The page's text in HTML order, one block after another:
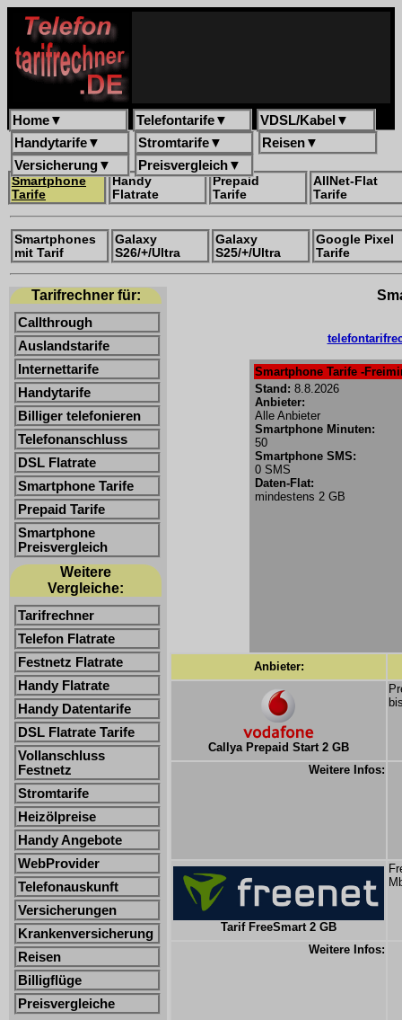
Home▼ Telefontarife▼ VDSL/Kabel ▼
Handytarife▼ Stromtarife▼ Reisen▼
Versicherung▼ Preisvergleich▼
Smartphone
Tarife
Handy
Flatrate
Prepaid
Tarife
AllNet-Flat
Tarife
Smartphones
mit Tarif
Galaxy
S26/+/Ultra
Galaxy
S25/+/Ultra
Google Pixel
Tarife
Tarifrechner für:
Callthrough
Auslandstarife
Internettarife
Handytarife
Billiger telefonieren
Telefonanschluss
DSL Flatrate
Smartphone Tarife
Prepaid Tarife
Smartphone
Preisvergleich
Weitere
Vergleiche:
Tarifrechner
Telefon Flatrate
Festnetz Flatrate
Handy Flatrate
Handy Datentarife
DSL Flatrate Tarife
Vollanschluss
Festnetz
Stromtarife
Heizölpreise
Handy Angebote
WebProvider
Telefonauskunft
Versicherungen
Krankenversicherung
Reisen
Billigflüge
Preisvergleiche
Smartphone Tarife -
Stand: 8.8.2026
Anbieter:
Alle Anbieter
Smartphone Minuten:
50
Smartphone SMS:
0 SMS
Daten-Flat:
mindestens 2 GB
Anbieter:
Callya Prepaid Start 2 GB
Weitere Infos:
Tarif FreeSmart 2 GB
Weitere Infos: